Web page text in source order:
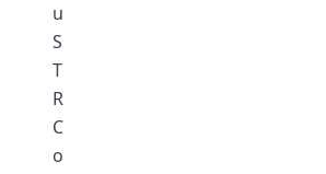
u
S
T
R
C
o